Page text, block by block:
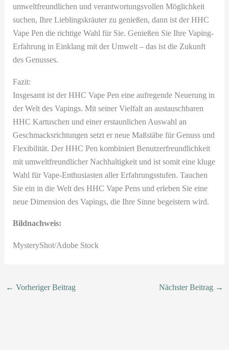
umweltfreundlichen und verantwortungsvollen Möglichkeit
suchen, Ihre Lieblingskräuter zu genießen, dann ist der HHC
Vape Pen die richtige Wahl für Sie. Genießen Sie Ihre Vaping-
Erfahrung in Einklang mit der Umwelt – das ist die Zukunft
des Genusses.
Fazit:
Insgesamt ist der HHC Vape Pen eine aufregende Neuerung in
der Welt des Vapings. Mit seiner Vielfalt an austauschbaren
HHC Kartuschen und einer erstaunlichen Auswahl an
Geschmacksrichtungen setzt er neue Maßstäbe für Genuss und
Flexibilität. Der HHC Pen kombiniert Benutzerfreundlichkeit
mit umweltfreundlicher Nachhaltigkeit und ist somit eine kluge
Wahl für Vape-Enthusiasten aller Erfahrungsstufen. Tauchen
Sie ein in die Welt des HHC Vape Pens und erleben Sie eine
neue Dimension des Vapings, die Ihre Sinne begeistern wird.
Bildnachweis:
MysteryShot/Adobe Stock
← Vorheriger Beitrag Nächster Beitrag →